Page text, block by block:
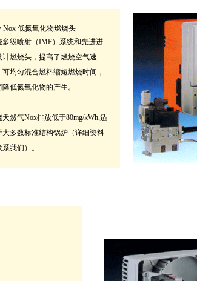
Nox 低氮氧化物燃烧头
多级喷射（IME）系统和先进进
计燃烧头，提高了燃烧空气速
可均匀混合燃料缩短燃烧时间，
降低氮氧化物的产生。
天然气Nox排放低于80mg/kWh,适
大多数标准结构锅炉（详细资料
我们）。